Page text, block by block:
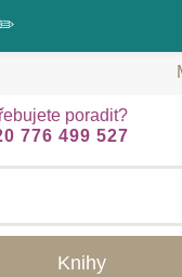
poradit?
776 499 527
Knihy